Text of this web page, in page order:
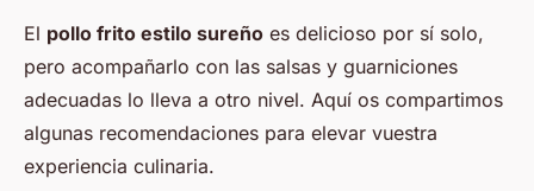
El pollo frito estilo sureño es delicioso por sí solo,
pero acompañarlo con las salsas y guarniciones
adecuadas lo lleva a otro nivel. Aquí os compartimos
algunas recomendaciones para elevar vuestra
experiencia culinaria.